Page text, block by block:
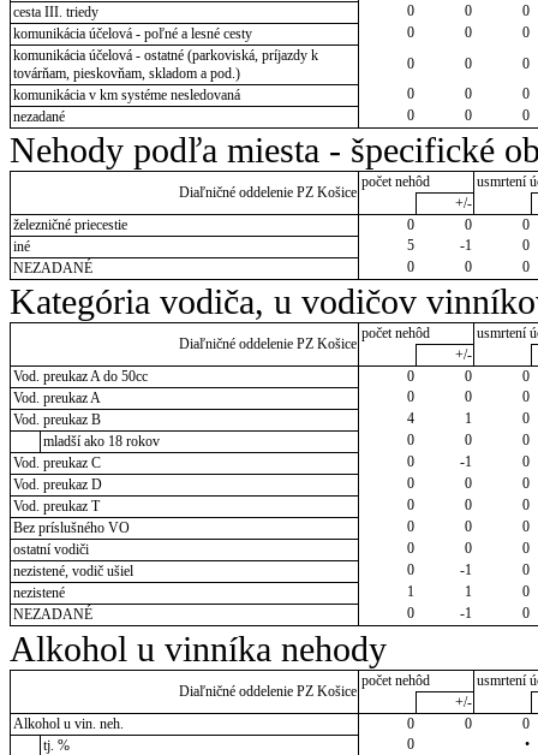
cesta III. triedy
0 0
0
komunikácia účelová - poľné a lesné cesty
0 0
0
komunikácia účelová - ostatné (parkoviská, príjazdy k
továrňam, pieskovňam, skladom a pod.)
0 0
0
komunikácia v km systéme nesledovaná
0 0
0
nezadané
0 0 0
Nehody podľa miesta - špecifické
Diaľničné oddelenie PZ Košice
počet nehôd
usmrtení
+/-
železničné priecestie
0 0
0
iné
5 -1
0
NEZADANÉ
0 0 0
Kategória vodiča, u vodičov
Diaľničné oddelenie PZ Košice
počet nehôd
usmrtení
+/-
Vod. preukaz A do 50cc
0 0
0
Vod. preukaz A
0 0
0
Vod. preukaz B
4 1
0
mladší ako 18 rokov
0 0
0
Vod. preukaz C
0 -1
0
Vod. preukaz D
0 0
0
Vod. preukaz T
0 0
0
Bez príslušného VO
0 0
0
ostatní vodiči
0 0
0
nezistené, vodič ušiel
0 -1
0
nezistené
1 1
0
NEZADANÉ
0 -1 0
Alkohol u vinníka nehody
Diaľničné oddelenie PZ Košice
počet nehôd
usmrtení
+/-
Alkohol u vin. neh.
0 0
0
tj. %
0 •